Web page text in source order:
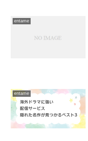
entame
entame